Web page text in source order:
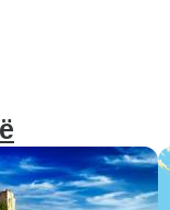
tegen
het is